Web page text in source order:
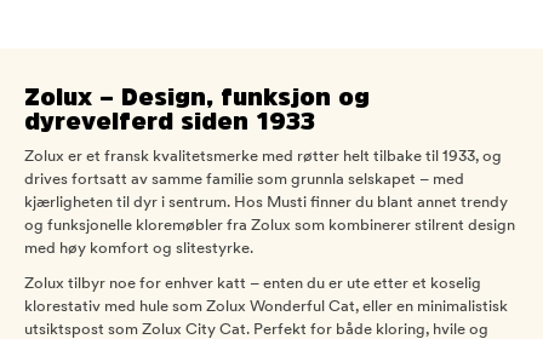
Zolux – Design, funksjon og
dyrevelferd siden 1933
Zolux er et fransk kvalitetsmerke med røtter helt tilbake til 1933, og
drives fortsatt av samme familie som grunnla selskapet – med
kjærligheten til dyr i sentrum. Hos Musti finner du blant annet trendy
og funksjonelle kloremøbler fra Zolux som kombinerer stilrent design
med høy komfort og slitestyrke.
Zolux tilbyr noe for enhver katt – enten du er ute etter et koselig
klorestativ med hule som Zolux Wonderful Cat, eller en minimalistisk
utsiktspost som Zolux City Cat. Perfekt for både kloring, hvile og